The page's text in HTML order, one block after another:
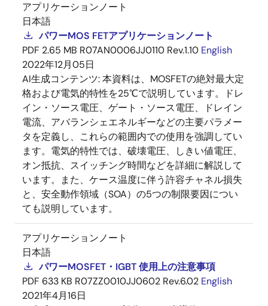
アプリケーションノート
日本語
パワーMOS FETアプリケーションノート
PDF 2.65 MB R07AN0006JJ0110 Rev.1.10 English
2022年12月05日
AI生成コンテンツ:本資料は、MOSFETの絶対最大定
格および電気的特性を25℃で説明しています。ドレ
イン・ソース電圧、ゲート・ソース電圧、ドレイン
電流、アバランシェエネルギーなどの主要パラメー
タを定義し、これらの範囲内での使用を強調してい
ます。電気的特性では、破壊電圧、しきい値電圧、
オン抵抗、スイッチング時間などを詳細に解説して
います。また、ケース温度に伴う許容チャネル損失
と、安全動作領域（SOA）の5つの制限要因につい
ても説明しています。
アプリケーションノート
日本語
パワーMOSFET・IGBT 使用上の注意事項
PDF 633 KB R07ZZ0010JJ0602 Rev.6.02 English
2021年4月16日